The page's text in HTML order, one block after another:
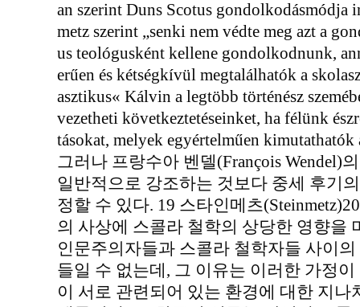
an szerint Duns Scotus gondolkodásmódja
metz szerint „senki nem védte meg azt a
us teológusként kellene gondolkodnunk,
erűen és kétségkívül megtalálhatók a
asztikus« Kálvin a legtöbb történész
vezetheti következtetéseinket, ha félünk
tásokat, melyek egyértelműen kimutathatók
그러나 프랑수아 벤델(François Wendel)
일반적으로 강조하는 것보다 중세 후기
정할 수 있다. 19 스타인메츠
의 사상에 스콜라 철학의 상당한 영향을
인문주의자들과 스콜라 철학자들 사이
들일 수 없는데, 그 이유는 이러한 가정
이 서로 관련되어 있는 환경에 대한 지